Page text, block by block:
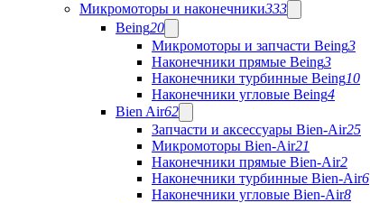
Микромоторы и наконечники333
Being20
Микромоторы и запчасти Being3
Наконечники прямые Being3
Наконечники турбинные Being10
Наконечники угловые Being4
Bien Air62
Запчасти и аксессуары Bien-Air25
Микромоторы Bien-Air21
Наконечники прямые Bien-Air2
Наконечники турбинные Bien-Air6
Наконечники угловые Bien-Air8